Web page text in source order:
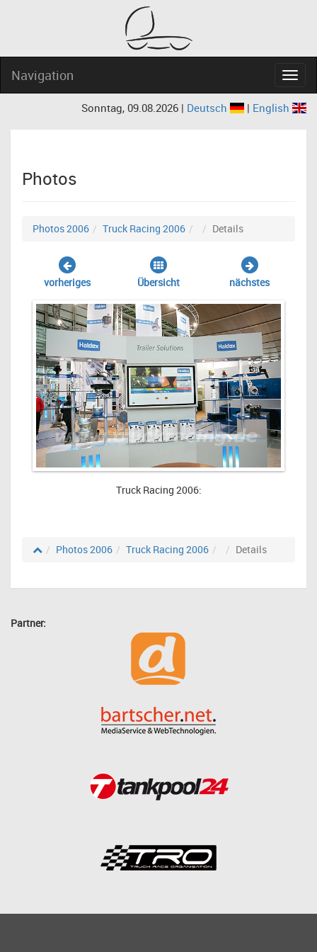
Navigation
Sonntag, 09.08.2026 | Deutsch | English
Photos
Photos 2006 Truck Racing 2006 Details
vorheriges Übersicht nächstes
Truck Racing 2006:
Photos 2006 Truck Racing 2006 Details
Partner: